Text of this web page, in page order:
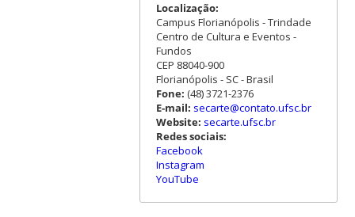
Localização:
Campus Florianópolis - Trindade
Centro de Cultura e Eventos -
Fundos
CEP 88040-900
Florianópolis - SC - Brasil
Fone: (48) 3721-2376
E-mail: secarte@contato.ufsc.br
Website: secarte.ufsc.br
Redes sociais:
Facebook
Instagram
YouTube